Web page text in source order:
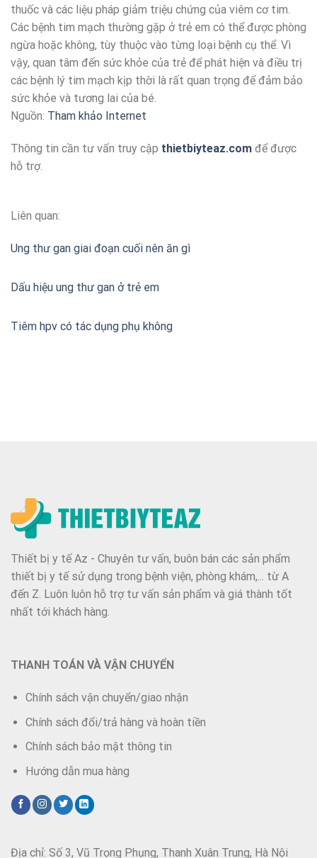
thuốc và các liệu pháp giảm triệu chứng của viêm cơ tim.
Các bệnh tim mạch thường gặp ở trẻ em có thể được phòng
ngừa hoặc không, tùy thuộc vào từng loại bệnh cụ thể. Vì
vậy, quan tâm đến sức khỏe của trẻ để phát hiện và điều trị
các bệnh lý tim mạch kịp thời là rất quan trọng để đảm bảo
sức khỏe và tương lai của bé.
Nguồn: Tham khảo Internet
Thông tin cần tư vấn truy cập thietbiyteaz.com để được
hỗ trợ.
Liên quan:
Ung thư gan giai đoạn cuối nên ăn gì
Dấu hiệu ung thư gan ở trẻ em
Tiêm hpv có tác dụng phụ không
Thiết bị y tế Az - Chuyên tư vấn, buôn bán các sản phẩm
thiết bị y tế sử dụng trong bệnh viện, phòng khám,... từ A
đến Z. Luôn luôn hỗ trợ tư vấn sản phẩm và giá thành tốt
nhất tới khách hàng.
Địa chỉ: Số 3, Vũ Trọng Phụng, Thanh Xuân Trung, Hà Nội
THANH TOÁN VÀ VẬN CHUYỂN
Chính sách vận chuyển/giao nhận
Chính sách đổi/trả hàng và hoàn tiền
Chính sách bảo mật thông tin
Hướng dẫn mua hàng